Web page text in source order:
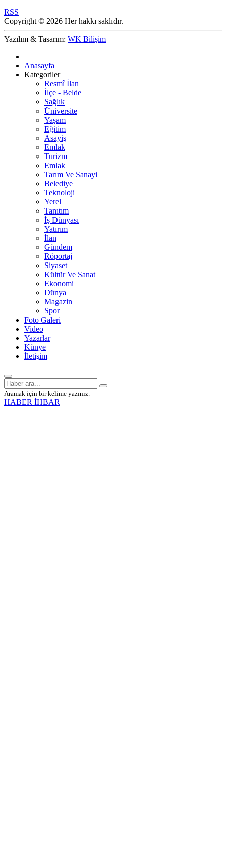
RSS
Copyright © 2026 Her hakkı saklıdır.
Yazılım & Tasarım: WK Bilişim
Anasayfa
Kategoriler
Resmî İlan
İlçe - Belde
Sağlık
Üniversite
Yaşam
Eğitim
Asayiş
Emlak
Turizm
Emlak
Tarım Ve Sanayi
Belediye
Teknoloji
Yerel
Tanıtım
İş Dünyası
Yatırım
İlan
Gündem
Röportaj
Siyaset
Kültür Ve Sanat
Ekonomi
Dünya
Magazin
Spor
Foto Galeri
Video
Yazarlar
Künye
İletişim
Aramak için bir kelime yazınız.
HABER İHBAR